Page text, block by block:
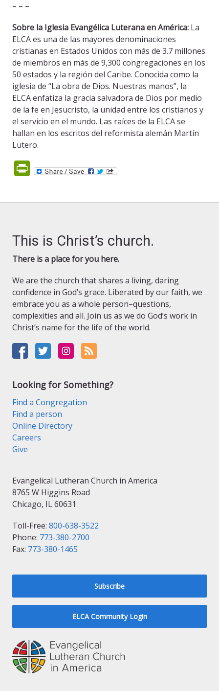
– – –
Sobre la Iglesia Evangélica Luterana en América: La
ELCA es una de las mayores denominaciones
cristianas en Estados Unidos con más de 3.7 millones
de miembros en más de 9,300 congregaciones en los
50 estados y la región del Caribe. Conocida como la
iglesia de “La obra de Dios. Nuestras manos”, la
ELCA enfatiza la gracia salvadora de Dios por medio
de la fe en Jesucristo, la unidad entre los cristianos y
el servicio en el mundo. Las raíces de la ELCA se
hallan en los escritos del reformista alemán Martín
Lutero.
PrintFriendly
This is Christ’s church.
There is a place for you here.
We are the church that shares a living, daring
confidence in God’s grace. Liberated by our faith, we
embrace you as a whole person–questions,
complexities and all. Join us as we do God’s work in
Christ’s name for the life of the world.
Looking for Something?
Find a Congregation
Find a person
Online Directory
Careers
Give
Evangelical Lutheran Church in America
8765 W Higgins Road
Chicago, IL 60631
Toll-Free: 800-638-3522
Phone: 773-380-2700
Fax: 773-380-1465
Subscribe
ELCA Community Login